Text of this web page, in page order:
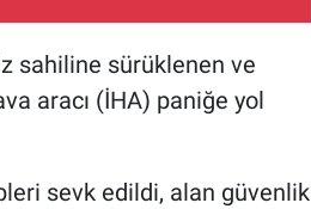
sahiline sürüklenen ve
aracı (İHA) paniğe yol
sevk edildi, alan güvenlik